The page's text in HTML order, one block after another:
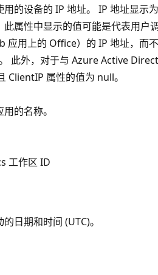
用的设备的 IP 地址。 IP 地址显示
此属性中显示的值可能是代表用户
应用上的 Office）的 IP 地址，而
此外，对于与 Azure Active
ClientIP 属性的值为 null。
的名称。
工作区 ID
日期和时间 (UTC)。